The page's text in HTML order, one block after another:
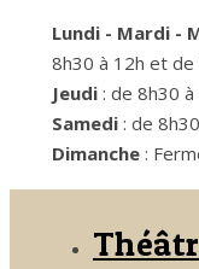
Lundi - Mardi -
8h30 à 12h et de
Jeudi : de 8h30
Samedi : de
Dimanche :